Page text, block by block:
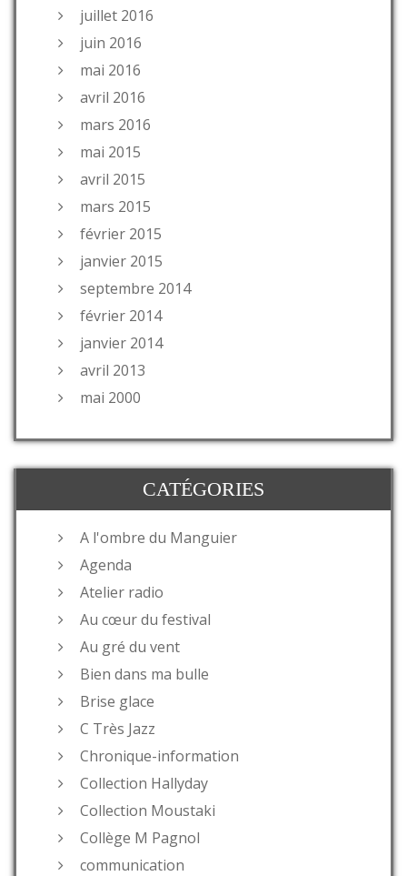
juillet 2016
juin 2016
mai 2016
avril 2016
mars 2016
mai 2015
avril 2015
mars 2015
février 2015
janvier 2015
septembre 2014
février 2014
janvier 2014
avril 2013
mai 2000
CATÉGORIES
A l'ombre du Manguier
Agenda
Atelier radio
Au cœur du festival
Au gré du vent
Bien dans ma bulle
Brise glace
C Très Jazz
Chronique-information
Collection Hallyday
Collection Moustaki
Collège M Pagnol
communication